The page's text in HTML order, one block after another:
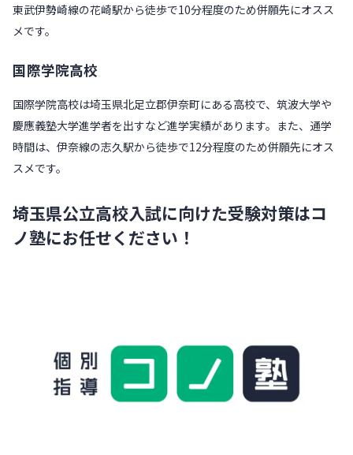
東武伊勢崎線の花崎駅から徒歩で10分程度のため併願先にオスス
メです。
国際学院高校
国際学院高校は埼玉県北足立郡伊奈町にある高校で、筑波大学や
慶應義塾大学進学者を出すなど進学実績があります。また、通学
時間は、伊奈線の志久駅から徒歩で12分程度のため併願先にオス
スメです。
埼玉県公立高校入試に向けた受験対策はコ
ノ塾にお任せください！